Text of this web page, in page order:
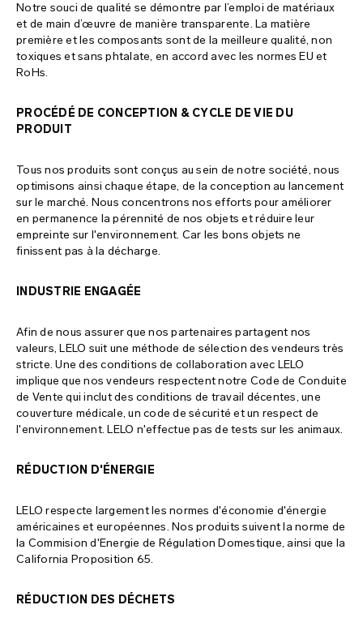
direction
presse
dossier de presse
politique de confidentialité
politique en matière de cookies
conditions d’utilisation
environnement
propriété intellectuelle
ASSISTANCE
garantie
extension de garantie
livraison
service client contact
télécharger un manuel
regulatory compliance
chargeurs et télécommandes
FAQ - général
FAQ - achats en ligne
FAQ - produits
France
Italy
Notre souci de qualité se démontre par l’emploi de matériaux
et de main d’œuvre de manière transparente. La matière
première et les composants sont de la meilleure qualité, non
toxiques et sans phtalate, en accord avec les normes EU et
RoHs.
PROCÉDÉ DE CONCEPTION & CYCLE DE VIE DU
PRODUIT
Tous nos produits sont conçus au sein de notre société, nous
optimisons ainsi chaque étape, de la conception au lancement
sur le marché. Nous concentrons nos efforts pour améliorer
en permanence la pérennité de nos objets et réduire leur
empreinte sur l'environnement. Car les bons objets ne
finissent pas à la décharge.
INDUSTRIE ENGAGÉE
Afin de nous assurer que nos partenaires partagent nos
valeurs, LELO suit une méthode de sélection des vendeurs très
stricte. Une des conditions de collaboration avec LELO
implique que nos vendeurs respectent notre Code de Conduite
de Vente qui inclut des conditions de travail décentes, une
couverture médicale, un code de sécurité et un respect de
l'environnement. LELO n'effectue pas de tests sur les animaux.
RÉDUCTION D'ÉNERGIE
LELO respecte largement les normes d'économie d'énergie
américaines et européennes. Nos produits suivent la norme de
la Commision d'Energie de Régulation Domestique, ainsi que la
California Proposition 65.
RÉDUCTION DES DÉCHETS